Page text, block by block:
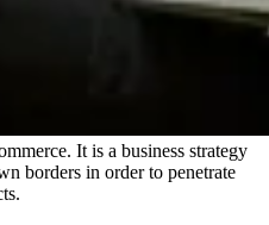
It is a business strategy
borders in order to penetrate